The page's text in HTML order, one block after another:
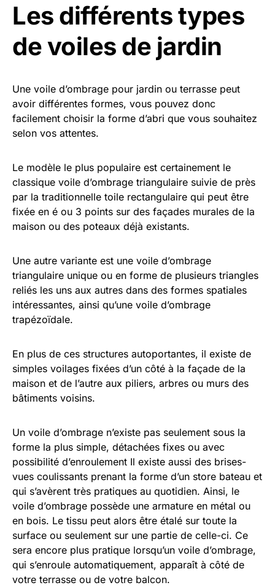
Les différents types
de voiles de jardin
Une voile d’ombrage pour jardin ou terrasse peut
avoir différentes formes, vous pouvez donc
facilement choisir la forme d’abri que vous souhaitez
selon vos attentes.
Le modèle le plus populaire est certainement le
classique voile d’ombrage triangulaire suivie de près
par la traditionnelle toile rectangulaire qui peut être
fixée en é ou 3 points sur des façades murales de la
maison ou des poteaux déjà existants.
Une autre variante est une voile d’ombrage
triangulaire unique ou en forme de plusieurs triangles
reliés les uns aux autres dans des formes spatiales
intéressantes, ainsi qu’une voile d’ombrage
trapézoïdale.
En plus de ces structures autoportantes, il existe de
simples voilages fixées d’un côté à la façade de la
maison et de l’autre aux piliers, arbres ou murs des
bâtiments voisins.
Un voile d’ombrage n’existe pas seulement sous la
forme la plus simple, détachées fixes ou avec
possibilité d’enroulement Il existe aussi des brises-
vues coulissants prenant la forme d’un store bateau et
qui s’avèrent très pratiques au quotidien. Ainsi, le
voile d’ombrage possède une armature en métal ou
en bois. Le tissu peut alors être étalé sur toute la
surface ou seulement sur une partie de celle-ci. Ce
sera encore plus pratique lorsqu’un voile d’ombrage,
qui s’enroule automatiquement, apparaît à côté de
votre terrasse ou de votre balcon.